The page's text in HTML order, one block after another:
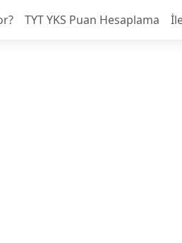
TYT YKS Puan Hesaplama